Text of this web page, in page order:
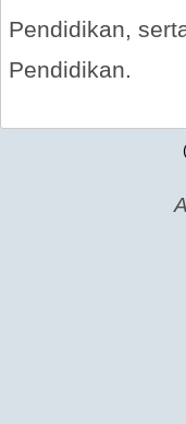
Pendidikan,
Pendidikan.